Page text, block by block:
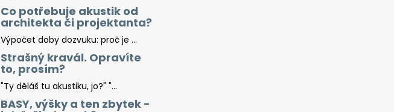
Co potřebuje akustik od
architekta či projektanta?
Výpočet doby dozvuku: proč je ...
Strašný kravál. Opravíte
to, prosím?
"Ty děláš tu akustiku, jo?" "...
BASY, výšky a ten zbytek -